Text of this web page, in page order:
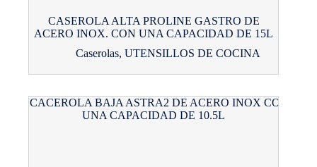
CASEROLA ALTA PROLINE GASTRO DE
ACERO INOX. CON UNA CAPACIDAD DE 15L
Caserolas, UTENSILLOS DE COCINA